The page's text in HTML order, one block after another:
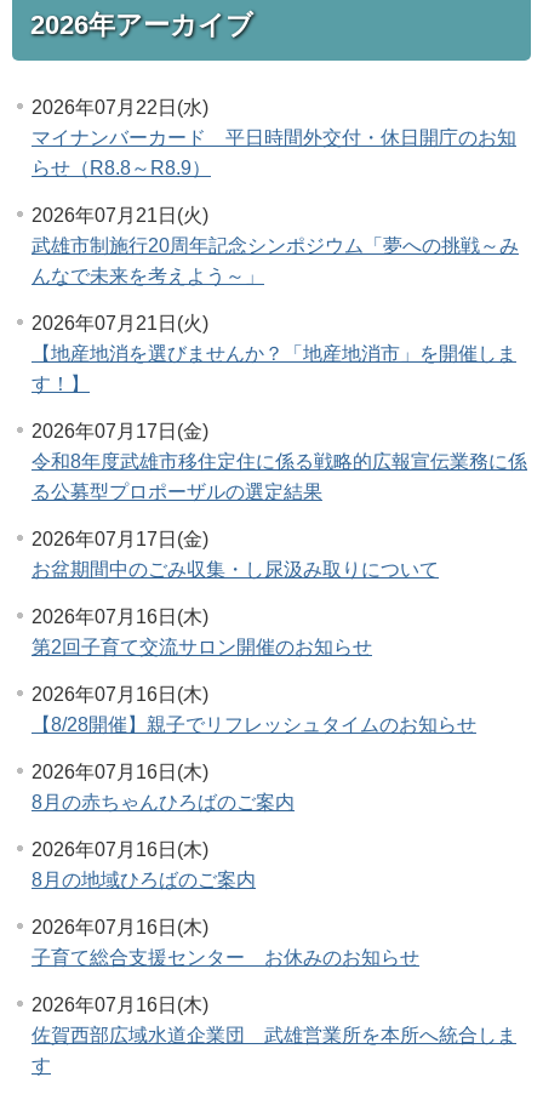
2026年アーカイブ
2026年07月22日(水)
マイナンバーカード 平日時間外交付・休日開庁のお知
らせ（R8.8～R8.9）
2026年07月21日(火)
武雄市制施行20周年記念シンポジウム「夢への挑戦～み
んなで未来を考えよう～」
2026年07月21日(火)
【地産地消を選びませんか？「地産地消市」を開催しま
す！】
2026年07月17日(金)
令和8年度武雄市移住定住に係る戦略的広報宣伝業務に係
る公募型プロポーザルの選定結果
2026年07月17日(金)
お盆期間中のごみ収集・し尿汲み取りについて
2026年07月16日(木)
第2回子育て交流サロン開催のお知らせ
2026年07月16日(木)
【8/28開催】親子でリフレッシュタイムのお知らせ
2026年07月16日(木)
8月の赤ちゃんひろばのご案内
2026年07月16日(木)
8月の地域ひろばのご案内
2026年07月16日(木)
子育て総合支援センター お休みのお知らせ
2026年07月16日(木)
佐賀西部広域水道企業団 武雄営業所を本所へ統合しま
す